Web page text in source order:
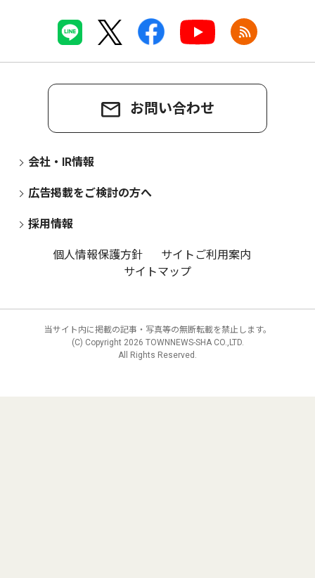
お問い合わせ
会社・IR情報
広告掲載をご検討の方へ
採用情報
個人情報保護方針
サイトご利用案内
サイトマップ
当サイト内に掲載の記事・写真等の無断転載を禁止します。
(C) Copyright 2026 TOWNNEWS-SHA CO.,LTD.
All Rights Reserved.